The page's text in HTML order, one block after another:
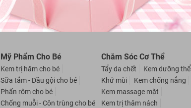
Mỹ Phẩm Cho Bé
Kem trị hăm cho bé
Sữa tắm - Dầu gội cho bé
Phấn rôm cho bé
Chống muỗi - Côn trùng cho bé
Chăm Sóc Cơ Thể
Tẩy da chết
Kem dưỡng thể
Khử mùi
Kem chống nắng
Kem massage mặt
Kem trị thâm nách